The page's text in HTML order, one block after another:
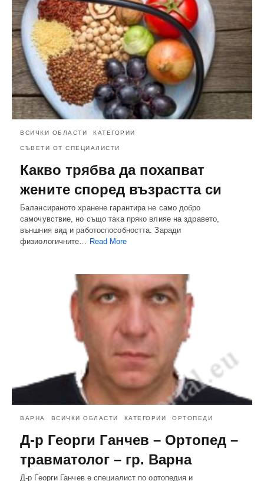
ВСИЧКИ ОБЛАСТИ КАТЕГОРИИ
СЪВЕТИ ОТ СПЕЦИАЛИСТИ
Какво трябва да похапват
жените според възрастта си
Балансираното хранене гарантира не само добро
самочувствие, но също така пряко влияе на здравето,
външния вид и работоспособността. Заради
физиологичните…
Read More
ВАРНА ВСИЧКИ ОБЛАСТИ КАТЕГОРИИ ОРТОПЕДИ
Д-р Георги Ганчев – Ортопед –
травматолог – гр. Варна
Д-р Георги Ганчев е специалист по ортопедия и